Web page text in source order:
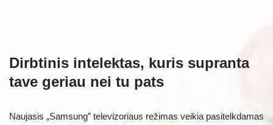
Dirbtinis intelektas, kuris supranta
tave geriau nei tu pats
Naujasis „Samsung” televizoriaus režimas veikia pasitelkdamas